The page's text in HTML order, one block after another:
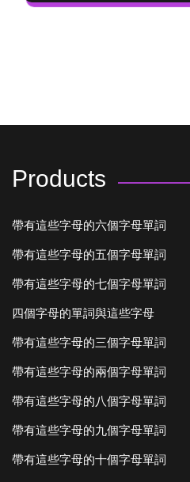
Products
帶有這些字母的六個字母單詞
帶有這些字母的五個字母單詞
帶有這些字母的七個字母單詞
四個字母的單詞與這些字母
帶有這些字母的三個字母單詞
帶有這些字母的兩個字母單詞
帶有這些字母的八個字母單詞
帶有這些字母的九個字母單詞
帶有這些字母的十個字母單詞